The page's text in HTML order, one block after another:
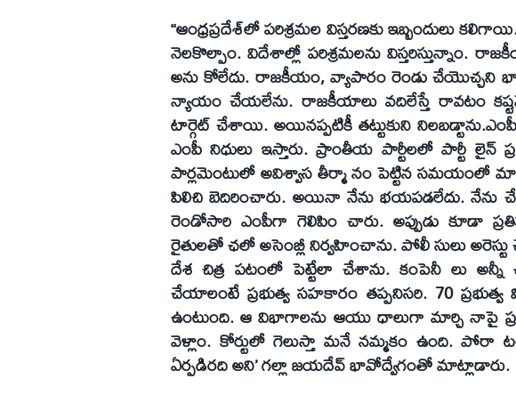
‘‘ఆంధ్రప్రదేశ్‌లో పరిశ్రమల విస్తరణకు ఇబ్బందులు
నెలకొల్పాం. విదేశాల్లో పరిశ్రమలను విస్తరిస్తున్నాం.
అను కోలేదు. రాజకీయం, వ్యాపారం రెండు చేయొచ్చని
న్యాయం చేయలేను. రాజకీయాలు వదిలేస్తే రావటం కష్టమే.
టార్గెట్‌ చేశాయి. అయినప్పటికీ తట్టుకుని
ఎంపీ నిధులు ఇస్తారు. ప్రాంతీయ పార్టీలలో పార్టీ లైన్‌
పార్లమెంటులో అవిశ్వాస తీర్మా నం పెట్టిన సమయంలో
పిలిచి బెదిరించారు. అయినా నేను భయపడలేదు. నేను
రెండోసారి ఎంపీగా గెలిపిం చారు. అప్పుడు కూడా
రైతులతో ఛలో అసెంబ్లీ నిర్వహించాను. పోలీ సులు
దేశ చిత్ర పటంలో పెట్టేలా చేశాను. కంపెనీ లు అన్నీ
చేయాలంటే ప్రభుత్వ సహకారం తప్పనిసరి. 70
ఉంటుంది. ఆ విభాగాలను ఆయు ధాలుగా మార్చి నాపై
వెళ్లాం. కోర్టులో గెలుస్తా మనే నమ్మకం ఉంది. పోరా
ఏర్పడిరది అని’ గల్లా జయదేవ్‌ భావోద్వేగంతో మాట్లాడారు.